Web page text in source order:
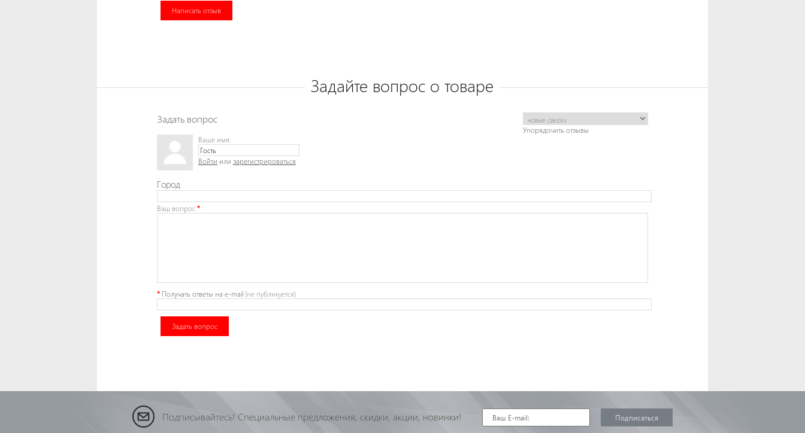
Написать отзыв
Задайте вопрос о товаре
Упорядочить отзывы
Задать вопрос
Ваше имя:
Войти или зарегистрироваться
Город
Ваш вопрос*
* Получать ответы на e-mail (не публикуется)
Задать вопрос
Подписывайтесь! Специальные предложения, скидки, акции, новинки!